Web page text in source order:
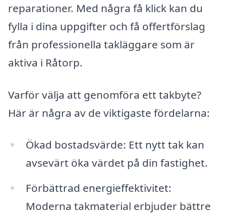
reparationer. Med några få klick kan du
fylla i dina uppgifter och få offertförslag
från professionella takläggare som är
aktiva i Råtorp.
Varför välja att genomföra ett takbyte?
Här är några av de viktigaste fördelarna:
Ökad bostadsvärde: Ett nytt tak kan
avsevärt öka värdet på din fastighet.
Förbättrad energieffektivitet:
Moderna takmaterial erbjuder bättre